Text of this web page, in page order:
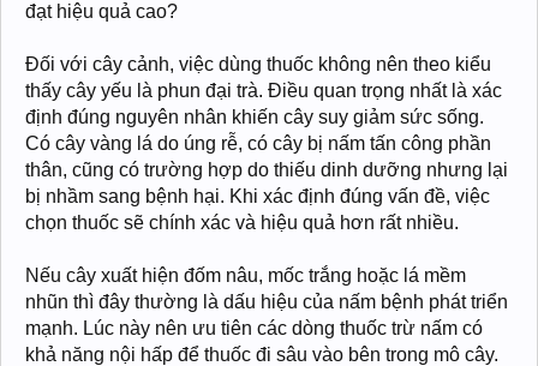
đạt hiệu quả cao?
Đối với cây cảnh, việc dùng thuốc không nên theo kiểu
thấy cây yếu là phun đại trà. Điều quan trọng nhất là xác
định đúng nguyên nhân khiến cây suy giảm sức sống.
Có cây vàng lá do úng rễ, có cây bị nấm tấn công phần
thân, cũng có trường hợp do thiếu dinh dưỡng nhưng lại
bị nhầm sang bệnh hại. Khi xác định đúng vấn đề, việc
chọn thuốc sẽ chính xác và hiệu quả hơn rất nhiều.
Nếu cây xuất hiện đốm nâu, mốc trắng hoặc lá mềm
nhũn thì đây thường là dấu hiệu của nấm bệnh phát triển
mạnh. Lúc này nên ưu tiên các dòng thuốc trừ nấm có
khả năng nội hấp để thuốc đi sâu vào bên trong mô cây.